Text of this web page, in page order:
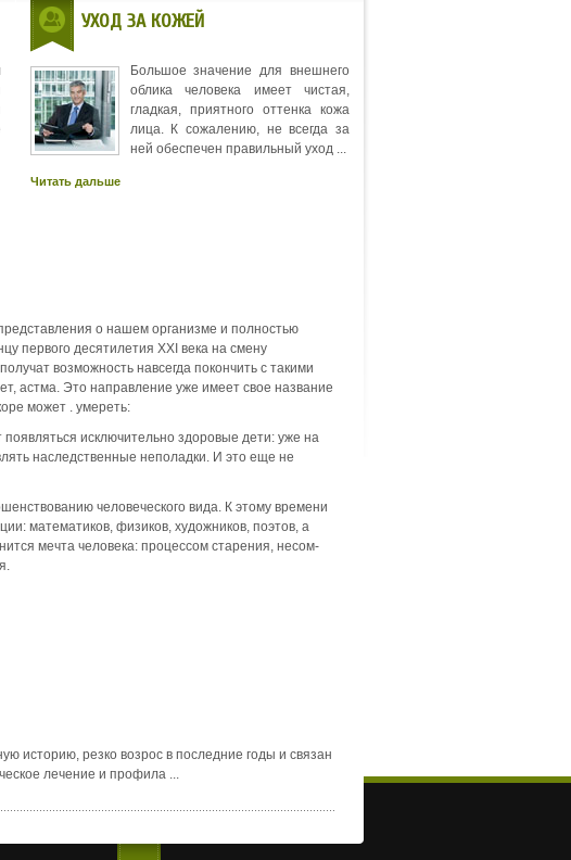
УХОД ЗА КОЖЕЙ
Большое значение для внешнего
облика человека имеет чистая,
гладкая, приятного оттенка кожа
лица. К сожалению, не всегда за
ней обеспечен правильный уход ...
Читать дальше
о нашем организме и полностью
пер­вого десятилетия XXI века на смену
возможность навсегда по­кончить с такими
астма. Это направление уже имеет свое название
может . умереть:
появляться исключи­тельно здоровые дети: уже на
наследственные неполадки. И это еще не
человеческого вида. К этому времени
математиков, физиков, художников, поэтов, а
мечта человека: процессом старения, несом­
историю, резко возрос в последние годы и связан
лечение и профила ...